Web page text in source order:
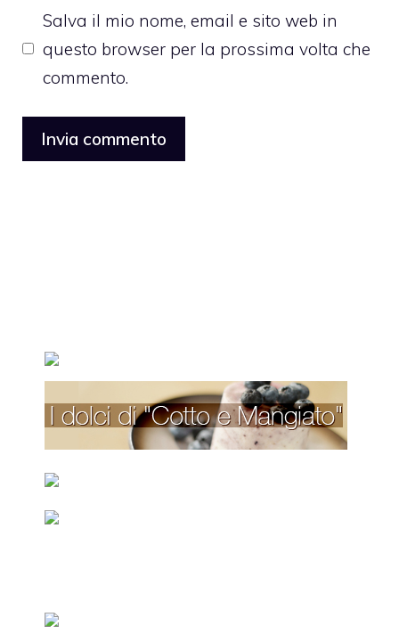
Salva il mio nome, email e sito web in
questo browser per la prossima volta che
commento.